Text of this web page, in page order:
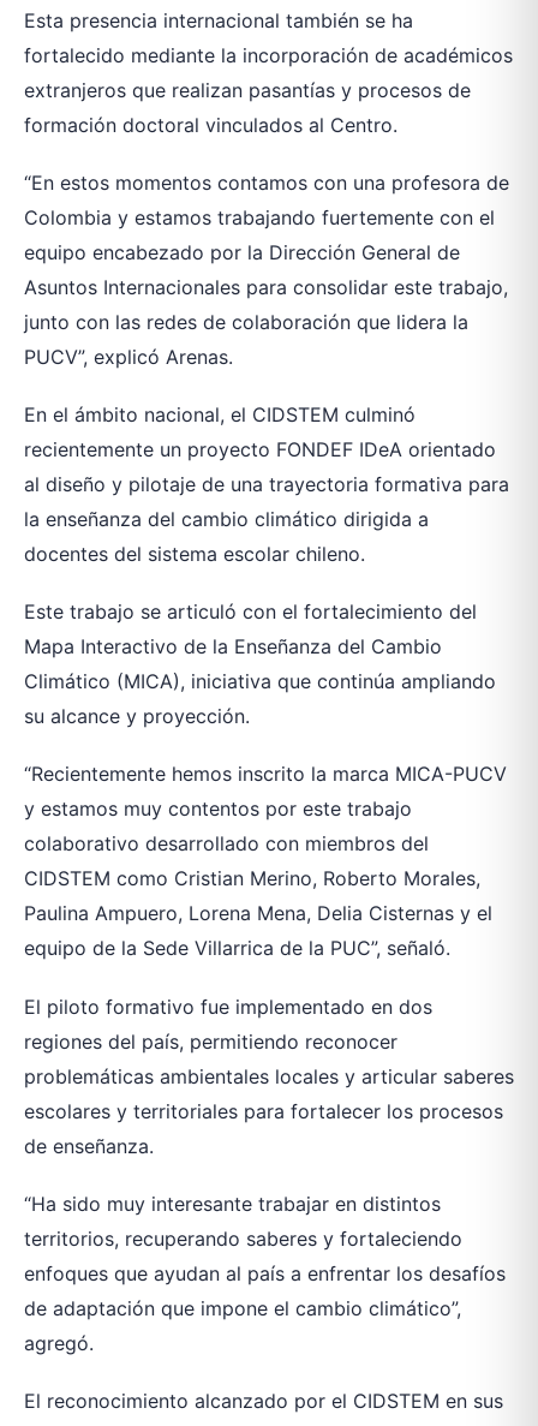
Esta presencia internacional también se ha
fortalecido mediante la incorporación de académicos
extranjeros que realizan pasantías y procesos de
formación doctoral vinculados al Centro.
“En estos momentos contamos con una profesora de
Colombia y estamos trabajando fuertemente con el
equipo encabezado por la Dirección General de
Asuntos Internacionales para consolidar este trabajo,
junto con las redes de colaboración que lidera la
PUCV”, explicó Arenas.
En el ámbito nacional, el CIDSTEM culminó
recientemente un proyecto FONDEF IDeA orientado
al diseño y pilotaje de una trayectoria formativa para
la enseñanza del cambio climático dirigida a
docentes del sistema escolar chileno.
Este trabajo se articuló con el fortalecimiento del
Mapa Interactivo de la Enseñanza del Cambio
Climático (MICA), iniciativa que continúa ampliando
su alcance y proyección.
“Recientemente hemos inscrito la marca MICA-PUCV
y estamos muy contentos por este trabajo
colaborativo desarrollado con miembros del
CIDSTEM como Cristian Merino, Roberto Morales,
Paulina Ampuero, Lorena Mena, Delia Cisternas y el
equipo de la Sede Villarrica de la PUC”, señaló.
El piloto formativo fue implementado en dos
regiones del país, permitiendo reconocer
problemáticas ambientales locales y articular saberes
escolares y territoriales para fortalecer los procesos
de enseñanza.
“Ha sido muy interesante trabajar en distintos
territorios, recuperando saberes y fortaleciendo
enfoques que ayudan al país a enfrentar los desafíos
de adaptación que impone el cambio climático”,
agregó.
El reconocimiento alcanzado por el CIDSTEM en sus